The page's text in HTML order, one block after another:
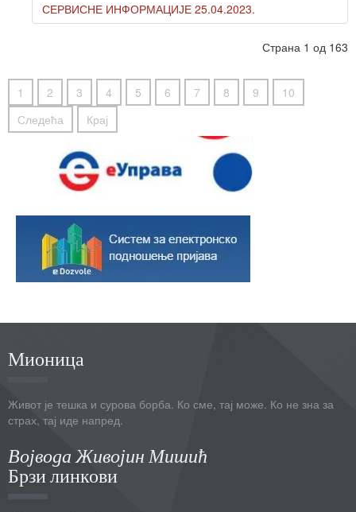
СЕРВИСНЕ ИНФОРМАЦИЈЕ 25.04.2023.
Страна 1 од 163
1 2 3 4 5 6 7 8 9
10
Следећа
Крај
Мионица
Живот је тешка и сурова борба. Ко сме, тај може. Ко не зна за
страх, тај иде напред.
Војвода Живојин Мишић
Брзи линкови